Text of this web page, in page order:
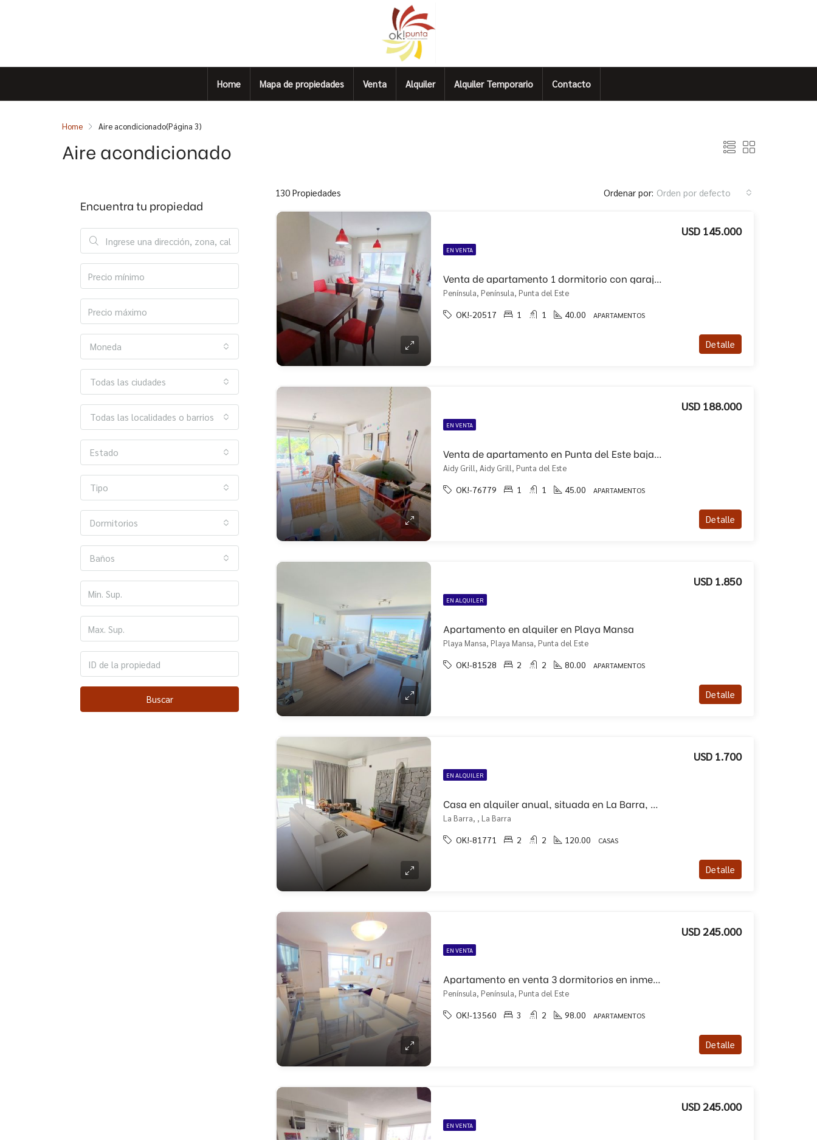
Home Mapa de propiedades Venta Alquiler Alquiler Temporario Contacto
Home Aire acondicionado(Página 3)
Aire acondicionado
130 Propiedades Ordenar por: Orden por defecto
EN VENTA
Venta de apartamento 1 dormitorio con garaje!!
USD 145.000
Península, Península, Punta del Este
OK!-20517 1 1 40.00 APARTAMENTOS
Detalle
EN VENTA
Venta de apartamento en Punta del Este bajas expensas!!
USD 188.000
Aidy Grill, Aidy Grill, Punta del Este
OK!-76779 1 1 45.00 APARTAMENTOS
Detalle
EN ALQUILER
Apartamento en alquiler en Playa Mansa
USD 1.850
Playa Mansa, Playa Mansa, Punta del Este
OK!-81528 2 2 80.00 APARTAMENTOS
Detalle
EN ALQUILER
Casa en alquiler anual, situada en La Barra, proximo a todo!!
USD 1.700
La Barra, , La Barra
OK!-81771 2 2 120.00 CASAS
Detalle
EN VENTA
Apartamento en venta 3 dormitorios en inmediaciones del Puerto
USD 245.000
Península, Península, Punta del Este
OK!-13560 3 2 98.00 APARTAMENTOS
Detalle
EN VENTA
USD 245.000
Encuentra tu propiedad
Moneda
Todas las ciudades
Todas las localidades o barrios
Estado
Tipo
Dormitorios
Baños
Buscar